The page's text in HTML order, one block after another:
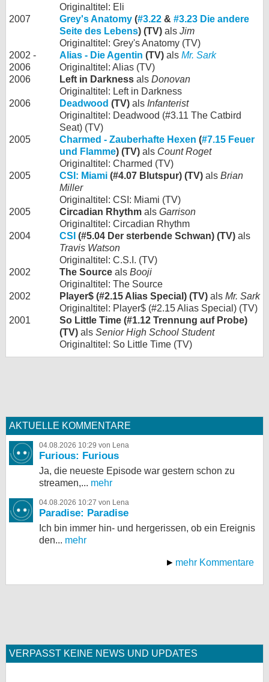
Originaltitel: Eli
2007
Grey's Anatomy (#3.22 & #3.23 Die andere
Seite des Lebens) (TV) als Jim
Originaltitel: Grey's Anatomy (TV)
2002 -
2006
Alias - Die Agentin (TV) als Mr. Sark
Originaltitel: Alias (TV)
2006
Left in Darkness als Donovan
Originaltitel: Left in Darkness
2006
Deadwood (TV) als Infanterist
Originaltitel: Deadwood (#3.11 The Catbird
Seat) (TV)
2005
Charmed - Zauberhafte Hexen (#7.15 Feuer
und Flamme) (TV) als Count Roget
Originaltitel: Charmed (TV)
2005
CSI: Miami (#4.07 Blutspur) (TV) als Brian
Miller
Originaltitel: CSI: Miami (TV)
2005
Circadian Rhythm als Garrison
Originaltitel: Circadian Rhythm
2004
CSI (#5.04 Der sterbende Schwan) (TV) als
Travis Watson
Originaltitel: C.S.I. (TV)
2002
The Source als Booji
Originaltitel: The Source
2002
Player$ (#2.15 Alias Special) (TV) als Mr. Sark
Originaltitel: Player$ (#2.15 Alias Special) (TV)
2001
So Little Time (#1.12 Trennung auf Probe)
(TV) als Senior High School Student
Originaltitel: So Little Time (TV)
AKTUELLE KOMMENTARE
04.08.2026 10:29 von Lena
Furious: Furious
Ja, die neueste Episode war gestern schon zu
streamen,... mehr
04.08.2026 10:27 von Lena
Paradise: Paradise
Ich bin immer hin- und hergerissen, ob ein Ereignis
den... mehr
mehr Kommentare
VERPASST KEINE NEWS UND UPDATES